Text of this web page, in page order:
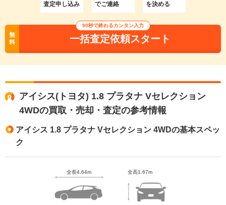
査定申し込み
でご連絡
を決める
無
料
90秒で終わるカンタン入力
一括査定依頼スタート
アイシス(トヨタ) 1.8 プラタナ Vセレクション
4WDの買取・売却・査定の参考情報
アイシス 1.8 プラタナ Vセレクション 4WDの基本スペッ
ク
全長4.64m 全高1.67m